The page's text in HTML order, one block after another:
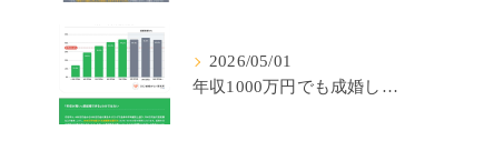
2026/05/01
年収1000万円でも成婚しやすいとは限らない? 「年収帯別の成婚率」のリアル